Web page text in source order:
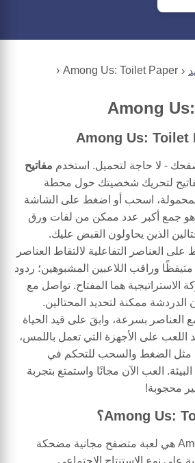
Among Us: Toilet Paper
Among
- لا حاجة لتحميل. استخدم مفاتيح
لتحريك شخصيتك حول محطة
اسحب أو اضغط على الشاشة
هو جمع أكبر عدد ممكن من لفات ورق
الذين يحاولون القبض عليك.
على العناصر التفاعلية لالتقاط العناصر
متيقظًا وراقب اللاعبين المشبوهين؛ ردود
الاستراتيجية هما المفتاح. تواصل مع
الدردشة ممكنة لتحديد المحتالين.
العناصر بسرعة، وابقَ على قيد الحياة
على الأجهزة التي تعمل باللمس،
مثل الضغط والسحب للتحكم في
العب الآن مجانًا واستمتع بتجربة
محجوبة!
Among Us: Toilet Paper هي لعبة متصفح مجانية مضحكة